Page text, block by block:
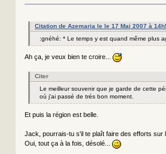
Citation de Azemaria le le 17 Mai 2007 à
:gnéhé: * Le temps y est quand même plus
Ah ça, je veux bien te croire...
Citer
Le meilleur souvenir que je garde de cette
où j'ai passé de trés bon moment.
Et puis la région est belle.
Jack, pourrais-tu s'il te plaît faire des efforts sur
Oui, tout ça à la fois, désolé...